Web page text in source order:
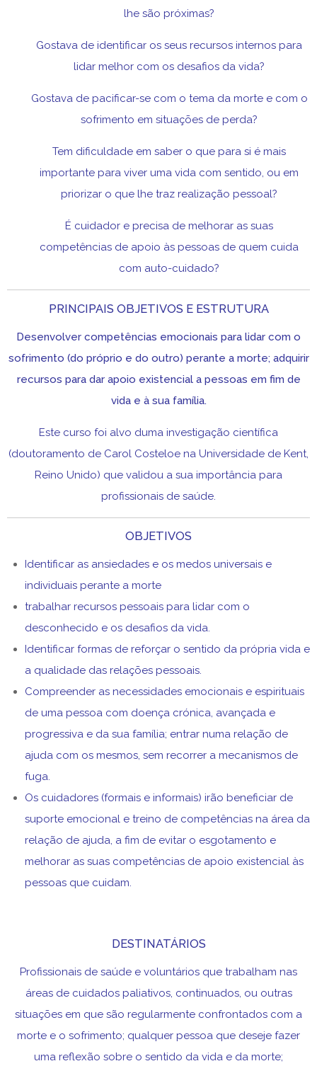
lhe são próximas?
Gostava de identificar os seus recursos internos para
lidar melhor com os desafios da vida?
Gostava de pacificar-se com o tema da morte e com o
sofrimento em situações de perda?
Tem dificuldade em saber o que para si é mais
importante para viver uma vida com sentido, ou em
priorizar o que lhe traz realização pessoal?
É cuidador e precisa de melhorar as suas
competências de apoio às pessoas de quem cuida
com auto-cuidado?
PRINCIPAIS OBJETIVOS E ESTRUTURA
Desenvolver competências emocionais para lidar com o
sofrimento (do próprio e do outro) perante a morte; adquirir
recursos para dar apoio existencial a pessoas em fim de
vida e à sua família.
Este curso foi alvo duma investigação científica
(doutoramento de Carol Costeloe na Universidade de Kent,
Reino Unido) que validou a sua importância para
profissionais de saúde.
OBJETIVOS
Identificar as ansiedades e os medos universais e
individuais perante a morte
trabalhar recursos pessoais para lidar com o
desconhecido e os desafios da vida.
Identificar formas de reforçar o sentido da própria vida e
a qualidade das relações pessoais.
Compreender as necessidades emocionais e espirituais
de uma pessoa com doença crónica, avançada e
progressiva e da sua família; entrar numa relação de
ajuda com os mesmos, sem recorrer a mecanismos de
fuga.
Os cuidadores (formais e informais) irão beneficiar de
suporte emocional e treino de competências na área da
relação de ajuda, a fim de evitar o esgotamento e
melhorar as suas competências de apoio existencial às
pessoas que cuidam.
DESTINATÁRIOS
Profissionais de saúde e voluntários que trabalham nas
áreas de cuidados paliativos, continuados, ou outras
situações em que são regularmente confrontados com a
morte e o sofrimento; qualquer pessoa que deseje fazer
uma reflexão sobre o sentido da vida e da morte;